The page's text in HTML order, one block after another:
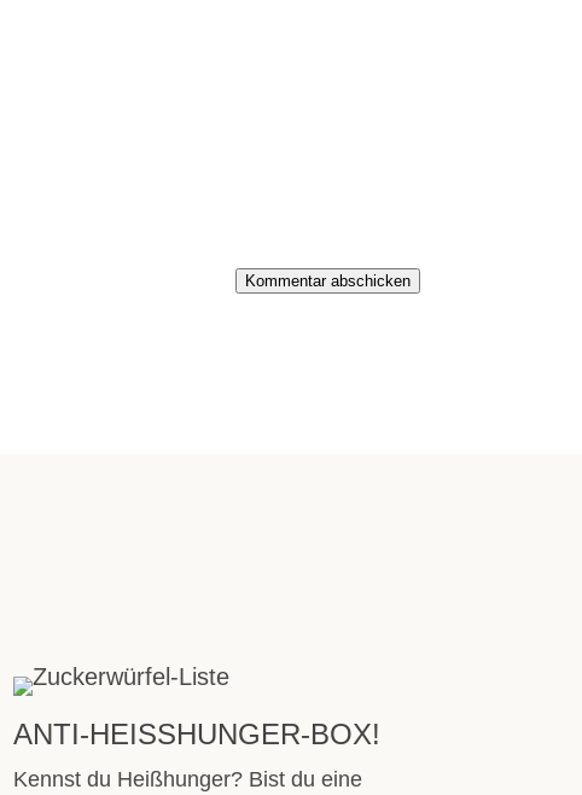
Kommentar abschicken
ANTI-HEISSHUNGER-BOX!
Kennst du Heißhunger? Bist du eine